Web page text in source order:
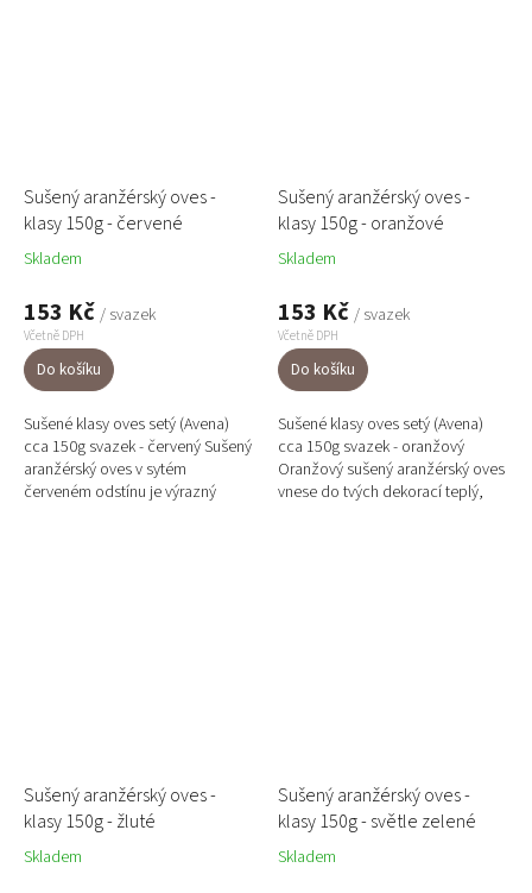
Sušený aranžérský oves -
klasy 150g - červené
Skladem
153 Kč / svazek
Včetně DPH
Do košíku
Sušené klasy oves setý (Avena)
cca 150g svazek - červený Sušený
aranžérský oves v sytém
červeném odstínu je výrazný
Sušený aranžérský oves -
klasy 150g - oranžové
Skladem
153 Kč / svazek
Včetně DPH
Do košíku
Sušené klasy oves setý (Avena)
cca 150g svazek - oranžový
Oranžový sušený aranžérský oves
vnese do tvých dekorací teplý,
Sušený aranžérský oves -
klasy 150g - žluté
Skladem
Sušený aranžérský oves -
klasy 150g - světle zelené
Skladem